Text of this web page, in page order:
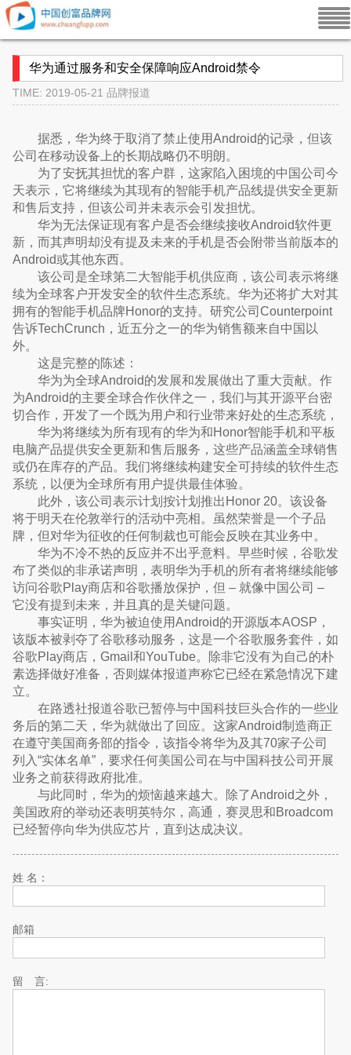
华为通过服务和安全保障响应Android禁令
TIME: 2019-05-21 品牌报道
据悉，华为终于取消了禁止使用Android的记录，但该
公司在移动设备上的长期战略仍不明朗。
为了安抚其担忧的客户群，这家陷入困境的中国公司今
天表示，它将继续为其现有的智能手机产品线提供安全更新
和售后支持，但该公司并未表示会引发担忧。
华为无法保证现有客户是否会继续接收Android软件更
新，而其声明却没有提及未来的手机是否会附带当前版本的
Android或其他东西。
该公司是全球第二大智能手机供应商，该公司表示将继
续为全球客户开发安全的软件生态系统。华为还将扩大对其
拥有的智能手机品牌Honor的支持。研究公司Counterpoint
告诉TechCrunch，近五分之一的华为销售额来自中国以
外。
这是完整的陈述：
华为为全球Android的发展和发展做出了重大贡献。作
为Android的主要全球合作伙伴之一，我们与其开源平台密
切合作，开发了一个既为用户和行业带来好处的生态系统，
华为将继续为所有现有的华为和Honor智能手机和平板
电脑产品提供安全更新和售后服务，这些产品涵盖全球销售
或仍在库存的产品。我们将继续构建安全可持续的软件生态
系统，以便为全球所有用户提供最佳体验。
此外，该公司表示计划按计划推出Honor 20。该设备
将于明天在伦敦举行的活动中亮相。虽然荣誉是一个子品
牌，但对华为征收的任何制裁也可能​​会反映在其业务中。
华为不冷不热的反应并不出乎意料。早些时候，谷歌发
布了类似的非承诺声明，表明华为手机的所有者将继续能够
访问谷歌Play商店和谷歌播放保护，但 – 就像中国公司 –
它没有提到未来，并且真的是关键问题。
事实证明，华为被迫使用Android的开源版本AOSP，
该版本被剥夺了谷歌移动服务，这是一个谷歌服务套件，如
谷歌Play商店，Gmail和YouTube。除非它没有为自己的朴
素选择做好准备，否则媒体报道声称它已经在紧急情况下建
立。
在路透社报道谷歌已暂停与中国科技巨头合作的一些业
务后的第二天，华为就做出了回应。这家Android制造商正
在遵守美国商务部的指令，该指令将华为及其70家子公司
列入“实体名单”，要求任何美国公司在与中国科技公司开展
业务之前获得政府批准。
与此同时，华为的烦恼越来越大。除了Android之外，
美国政府的举动还表明英特尔，高通，赛灵思和Broadcom
已经暂停向华为供应芯片，直到达成决议。
姓 名：
邮箱
留 言: